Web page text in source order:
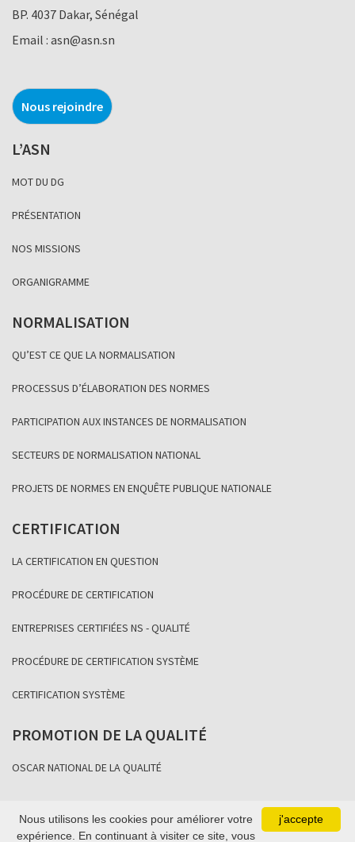
BP. 4037 Dakar, Sénégal
Email : asn@asn.sn
Nous rejoindre
L’ASN
MOT DU DG
PRÉSENTATION
NOS MISSIONS
ORGANIGRAMME
NORMALISATION
QU’EST CE QUE LA NORMALISATION
PROCESSUS D’ÉLABORATION DES NORMES
PARTICIPATION AUX INSTANCES DE NORMALISATION
SECTEURS DE NORMALISATION NATIONAL
PROJETS DE NORMES EN ENQUÊTE PUBLIQUE NATIONALE
CERTIFICATION
LA CERTIFICATION EN QUESTION
PROCÉDURE DE CERTIFICATION
ENTREPRISES CERTIFIÉES NS - QUALITÉ
PROCÉDURE DE CERTIFICATION SYSTÈME
CERTIFICATION SYSTÈME
PROMOTION DE LA QUALITÉ
OSCAR NATIONAL DE LA QUALITÉ
Copyright Association Sénégalaise de Normalisation 2021
j'accepte
Nous utilisons les cookies pour améliorer votre
expérience. En continuant à visiter ce site, vous